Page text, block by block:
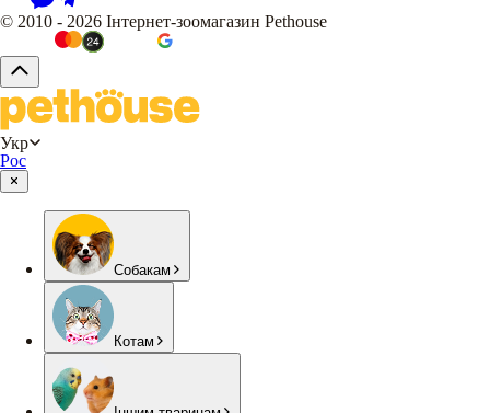
© 2010 - 2026 Інтернет-зоомагазин Pethouse
Укр
Рос
Собакам
Котам